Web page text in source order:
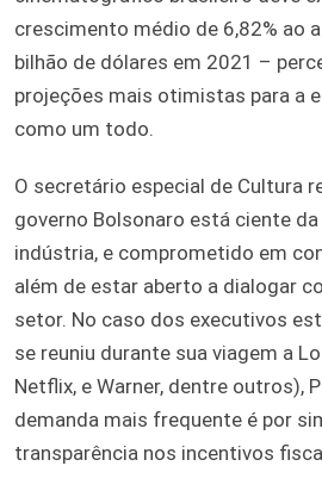
crescimento médio de 6,82% ao
bilhão de dólares em 2021 –
projeções mais otimistas para a
como um todo.
O secretário especial de Cultura
governo Bolsonaro está ciente
indústria, e comprometido em
além de estar aberto a dialogar
setor. No caso dos executivos
se reuniu durante sua viagem a
Netflix, e Warner, dentre outros),
demanda mais frequente é por
transparência nos incentivos